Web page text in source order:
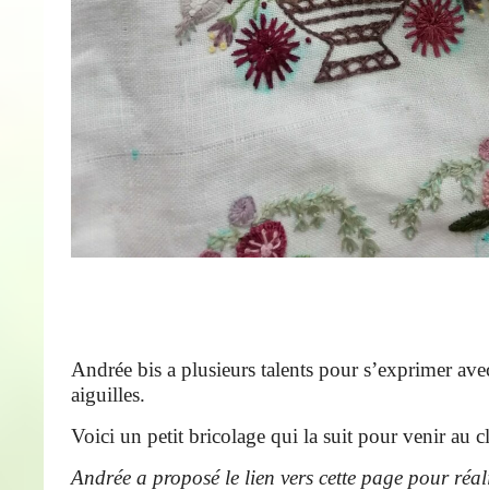
Andrée bis a plusieurs talents pour s’exprimer
aiguilles.
Voici un petit bricolage qui la suit pour venir au
Andrée a proposé le lien vers cette page pour